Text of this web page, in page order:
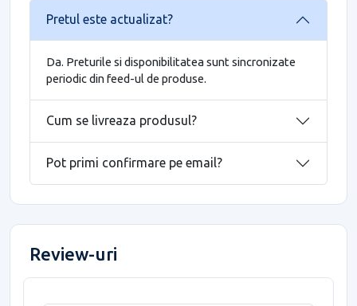
Pretul este actualizat?
Da. Preturile si disponibilitatea sunt sincronizate
periodic din feed-ul de produse.
Cum se livreaza produsul?
Pot primi confirmare pe email?
Review-uri